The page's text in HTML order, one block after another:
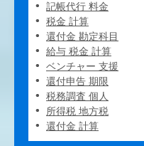
記帳代行 料金
税金 計算
還付金 勘定科目
給与 税金 計算
ベンチャー 支援
還付申告 期限
税務調査 個人
所得税 地方税
還付金 計算